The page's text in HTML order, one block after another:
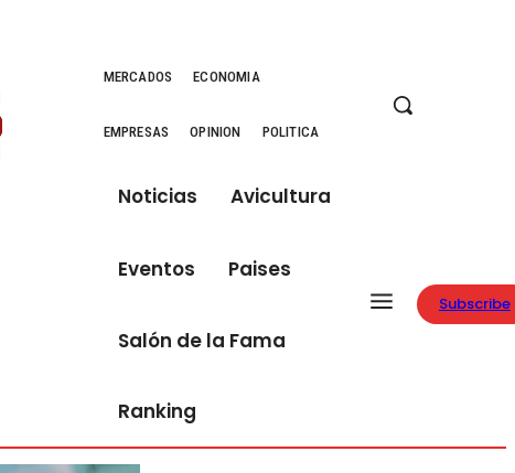
MERCADOS ECONOMIA
EMPRESAS OPINION POLITICA
Noticias Avicultura
Eventos Paises
Salón de la Fama
Ranking
Subscribe